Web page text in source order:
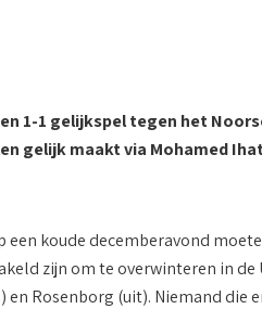
1-1 gelijkspel tegen het
gelijk maakt via Mohamed
een koude decemberavond
zijn om te overwinteren in de
Rosenborg (uit). Niemand